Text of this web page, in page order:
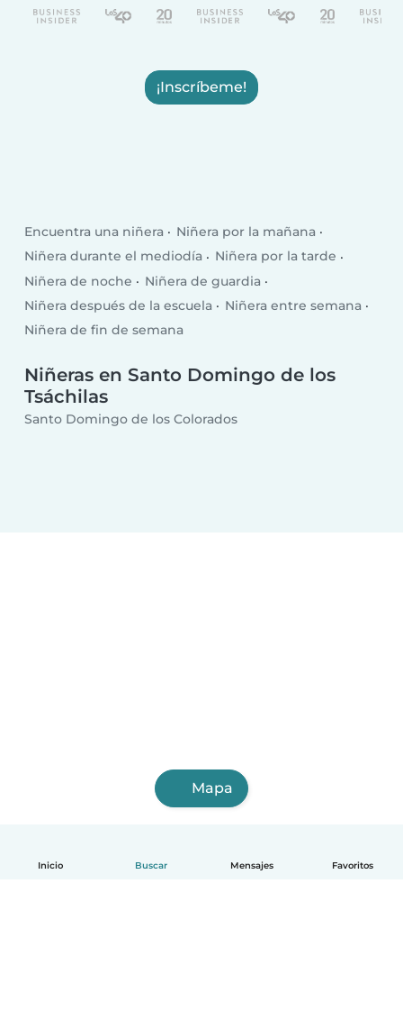
Inicio Buscar Mensajes Favoritos
¡Inscríbeme!
Encuentra una niñera
Niñera por la mañana
Niñera durante el mediodía
Niñera por la tarde
Niñera de noche
Niñera de guardia
Niñera después de la escuela
Niñera entre semana
Niñera de fin de semana
Niñeras en Santo Domingo de los
Tsáchilas
Santo Domingo de los Colorados
Mapa